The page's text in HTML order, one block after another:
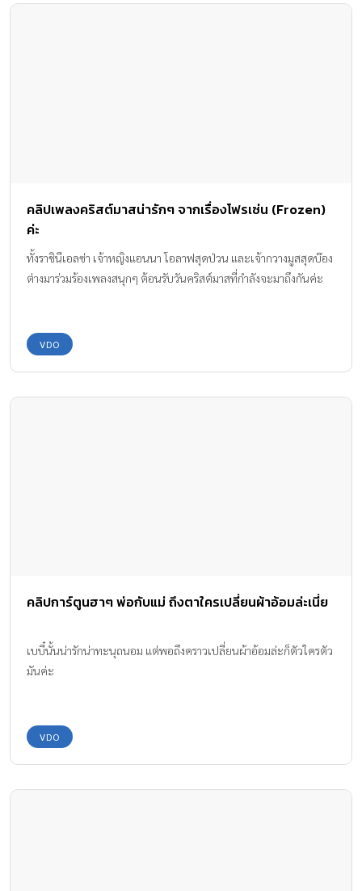
คลิปเพลงคริสต์มาสน่ารักๆ จากเรื่องโฟรเซ่น (Frozen)
ค่ะ
ทั้งราชินีเอลซ่า เจ้าหญิงแอนนา โอลาฟสุดป่วน และเจ้ากวางมูสสุดบ๊อง
ต่างมาร่วมร้องเพลงสนุกๆ ต้อนรับวันคริสต์มาสที่กำลังจะมาถึงกันค่ะ
VDO
คลิปการ์ตูนฮาๆ พ่อกับแม่ ถึงตาใครเปลี่ยนผ้าอ้อมล่ะเนี่ย
เบบี๋นั้นน่ารักน่าทะนุถนอม แต่พอถึงคราวเปลี่ยนผ้าอ้อมล่ะก็ตัวใครตัว
มันค่ะ
VDO